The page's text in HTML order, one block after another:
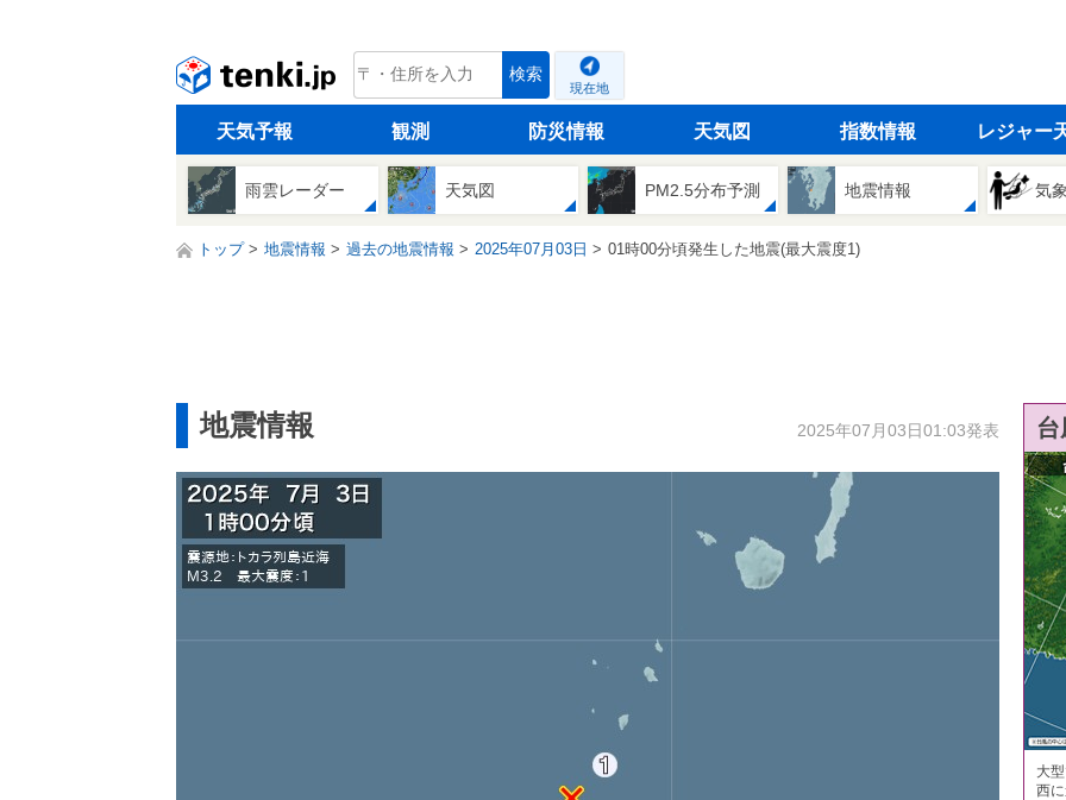
tenki.jp 検索
現在地
天気予報 観測 防災情報 天気図 指数情報 レジャー
雨雲レーダー 天気図 PM2.5分布予測 地震情報 気
トップ 地震情報 過去の地震情報 2025年07月03日 01時00分頃発生した地震(最大震度1)
地震情報 2025年07月03日01:03発表
大
西